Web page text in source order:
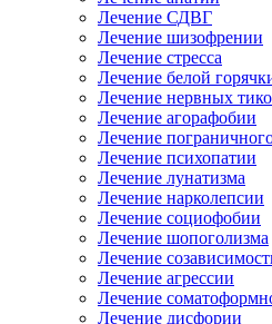
Лечение СДВГ
Лечение шизофрении
Лечение стресса
Лечение белой
Лечение нервных
Лечение агорафобии
Лечение
Лечение психопатии
Лечение лунатизма
Лечение нарколепсии
Лечение социофобии
Лечение шопоголизма
Лечение
Лечение агрессии
Лечение
Лечение дисфории